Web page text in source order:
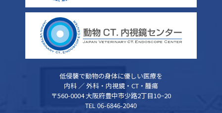
低侵襲で動物の身体に優しい医療を
内科 ／ 外科・内視鏡・CT・腫瘍
〒560-0004 大阪府豊中市少路2丁目10−20
TEL 06-6846-2040